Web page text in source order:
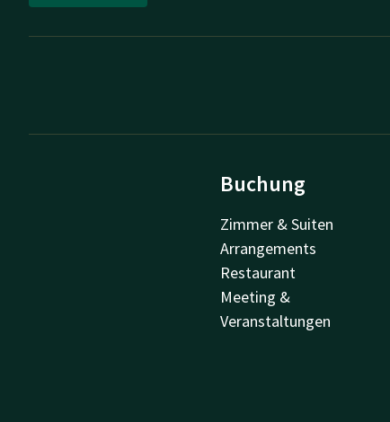
Buchung
Zimmer & Suiten
Arrangements
Restaurant
Meeting &
Veranstaltungen